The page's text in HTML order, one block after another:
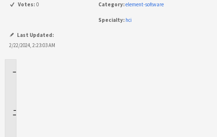
Votes: 0 Category:element-software
Specialty: hci
Last Updated:
2/22/2024, 2:23:03 AM